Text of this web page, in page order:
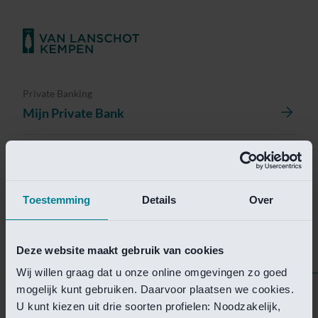
Toestemming Details Over
Deze website maakt gebruik van cookies
Wij willen graag dat u onze online omgevingen zo goed
mogelijk kunt gebruiken. Daarvoor plaatsen we cookies.
U kunt kiezen uit drie soorten profielen: Noodzakelijk,
Private Banking
Mijn Private Bank
Helaas is deze pagina